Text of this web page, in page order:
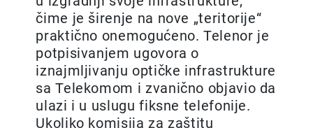
čime je širenje na nove „teritorije“
praktično onemogućeno. Telenor je
potpisivanjem ugovora o
iznajmljivanju optičke infrastrukture
sa Telekomom i zvanično objavio da
ulazi i u uslugu fiksne telefonije.
Ukoliko komisija za zaštitu